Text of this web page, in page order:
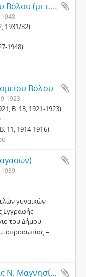
Αρχείο 7ου Δημοτικού Σχολείου Βόλου (μετ. 1ου Ν. Ιωνίας Βόλου)
1931/32)
1948)
Βόλου
1923
Β. 13, 1921-1923)
11, 1914-1916)
γυναικών
Εγγραφής
του Δήμου
–
Αρχείο Διεύθυνσης Βιομηχανίας Ν. Μαγνησίας